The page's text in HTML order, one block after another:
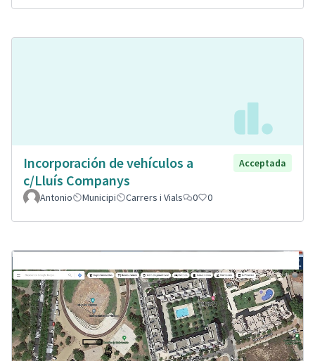
Incorporación de vehículos a
c/Lluís Companys
Acceptada
Antonio Municipi Carrers i Vials 0 0